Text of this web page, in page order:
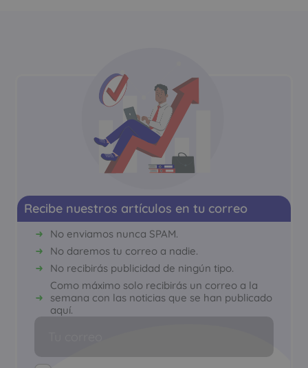
Recibe nuestros artículos en tu correo
No enviamos nunca SPAM.
No daremos tu correo a nadie.
No recibirás publicidad de ningún tipo.
Como máximo solo recibirás un correo a la
semana con las noticias que se han publicado
aquí.